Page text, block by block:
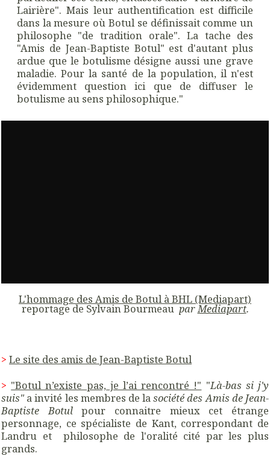
Lairière". Mais leur authentification est difficile
dans la mesure où Botul se définissait comme un
philosophe "de tradition orale". La tache des
"Amis de Jean-Baptiste Botul" est d'autant plus
ardue que le botulisme désigne aussi une grave
maladie. Pour la santé de la population, il n'est
évidemment question ici que de diffuser le
botulisme au sens philosophique."
L'hommage des Amis de Botul à BHL (Mediapart)
reportage de Sylvain BourmeauparMediapart.
> Le site des amis de Jean-Baptiste Botul
> "Botul n’existe pas, je l’ai rencontré !" "Là-bas si j'y
suis"a invité les membres de lasociété des Amis de Jean-
Baptiste Botulpour connaitre mieux cet étrange
personnage, ce spécialiste de Kant, correspondant de
Landru et philosophe de l'oralité cité par les plus
grands.